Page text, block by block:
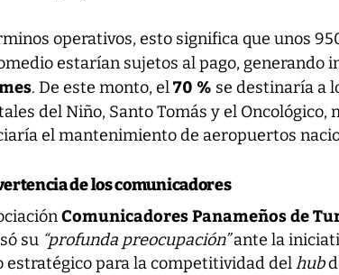
operativos, esto significa que unos
estarían sujetos al pago, generando
. De este monto, el70 % se destinaría a
del Niño, Santo Tomás y el Oncológico,
el mantenimiento de aeropuertos
de los comunicadores
Comunicadores Panameños de
su “profunda preocupación”ante la
estratégico para la competitividad delhub